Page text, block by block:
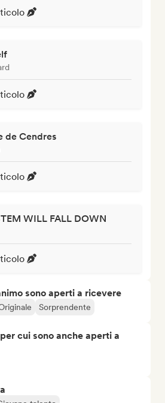
de Cendres
WILL FALL DOWN
sono aperti a ricevere
Sorprendente
cui sono anche aperti a